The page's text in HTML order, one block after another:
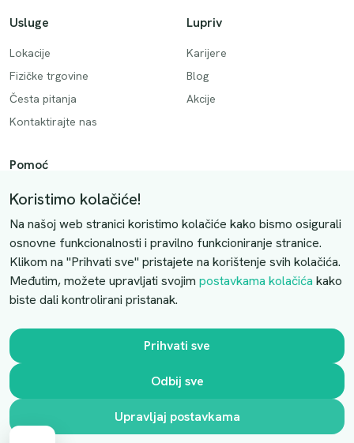
Usluge
Lokacije
Fizičke trgovine
Česta pitanja
Kontaktirajte nas
Lupriv
Karijere
Blog
Akcije
Pomoć
Način plaćanja
Dostava
Povrati i otkazivanje
Uslovi kupovine
Kontaktirajte nas
Slobodno nas kontaktirajte putem e-maila:
luprivpharm@luprivpharm.com
Ova stranica je zaštićena reCAPTCHA sustavom
Koristimo kolačiće!
Na našoj web stranici koristimo kolačiće kako bismo osigurali
osnovne funkcionalnosti i pravilno funkcioniranje stranice.
Klikom na "Prihvati sve" pristajete na korištenje svih kolačića.
Međutim, možete upravljati svojim postavkama kolačića kako
biste dali kontrolirani pristanak.
Prihvati sve
Odbij sve
Upravljaj postavkama